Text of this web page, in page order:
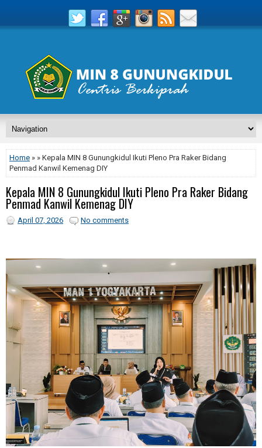
Home » » Kepala MIN 8 Gunungkidul Ikuti Pleno Pra Raker Bidang
Penmad Kanwil Kemenag DIY
Kepala MIN 8 Gunungkidul Ikuti Pleno Pra Raker Bidang
Penmad Kanwil Kemenag DIY
April 07, 2026 No comments